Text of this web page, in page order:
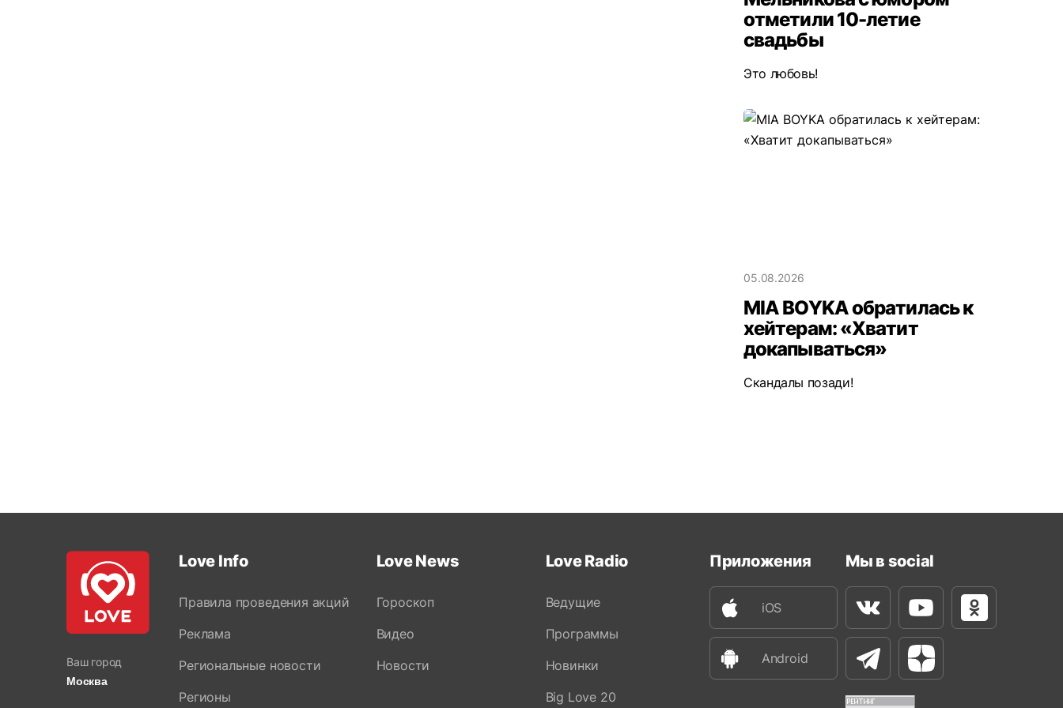
отметили 10-летие
свадьбы
Это любовь!
05.08.2026
MIA BOYKA обратилась к
хейтерам: «Хватит
докапываться»
Скандалы позади!
Ваш город
Москва
Love Info
Правила проведения акций
Реклама
Региональные новости
Регионы
Love News
Гороскоп
Видео
Новости
Love Radio
Ведущие
Программы
Новинки
Big Love 20
Приложения
iOS
Android
Мы в social
ВконтактеYoutube
ТелеграмЯндекс Дзен